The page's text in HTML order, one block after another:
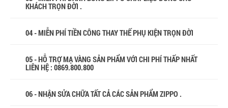
KHÁCH TRỌN ĐỜI .
04 - MIỄN PHÍ TIỀN CÔNG THAY THẾ PHỤ KIỆN TRỌN ĐỜI
05 - HỖ TRỢ MẠ VÀNG SẢN PHẨM VỚI CHI PHÍ THẤP NHẤT
LIÊN HỆ : 0869.800.800
06 - NHẬN SỬA CHỮA TẤT CẢ CÁC SẢN PHẨM ZIPPO .